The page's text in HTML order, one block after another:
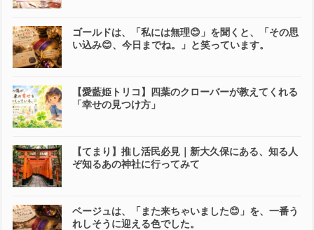
ゴールドは、「私には無理😊」を聞くと、「その思
い込み😊、今日までね。」と笑っています。
【愛藍姫トリコ】四葉のクローバーが教えてくれる
「幸せの見つけ方」
【てまり】推し活民必見｜新大久保にある、知る人
ぞ知るあの神社に行ってみて
ベージュは、「また来ちゃいました😊」を、一番う
れしそうに迎える色でした。